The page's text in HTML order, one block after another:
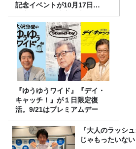
記念イベントが10月17日
（土）に開催決定！本日より
FC先行受付スタート！
『ゆうゆうワイド』『デイ・
キャッチ！』が１日限定復
活。9/21はプレミアムデー
『大人のラッシ
じゃもったいな